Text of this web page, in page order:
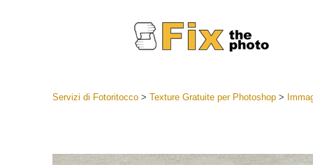
Collezioni
Servizi di Fotoritocco> Texture Gratuite per Photoshop>